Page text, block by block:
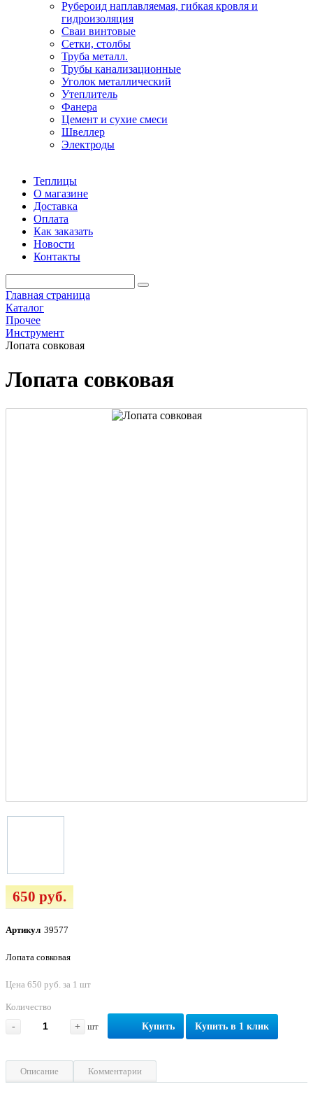
Рубероид наплавляемая, гибкая кровля и
гидроизоляция
Сваи винтовые
Сетки, столбы
Труба металл.
Трубы канализационные
Уголок металлический
Утеплитель
Фанера
Цемент и сухие смеси
Швеллер
Электроды
Теплицы
О магазине
Доставка
Оплата
Как заказать
Новости
Контакты
Главная страница
Каталог
Прочее
Инструмент
Лопата совковая
Лопата совковая
650 руб.
Артикул 39577
Лопата совковая
Цена 650 руб. за 1 шт
Количество
-
+ шт Купить Купить в 1 клик
Описание Комментарии